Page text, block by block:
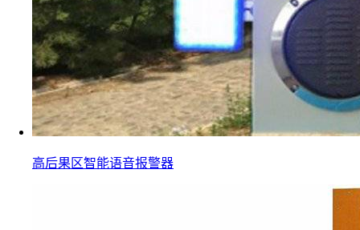
高后果区智能语音报警器